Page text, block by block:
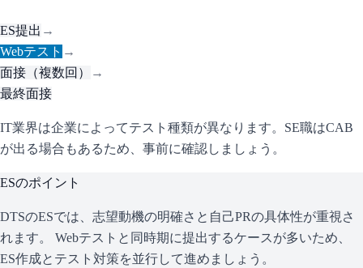
ES提出 →
Webテスト →
面接（複数回）
→
最終面接
IT業界は企業によってテスト種類が異なります。SE職はCAB
が出る場合もあるため、事前に確認しましょう。
ESのポイント
DTSのESでは、志望動機の明確さと自己PRの具体性が重視さ
れます。 Webテストと同時期に提出するケースが多いため、
ES作成とテスト対策を並行して進めましょう。